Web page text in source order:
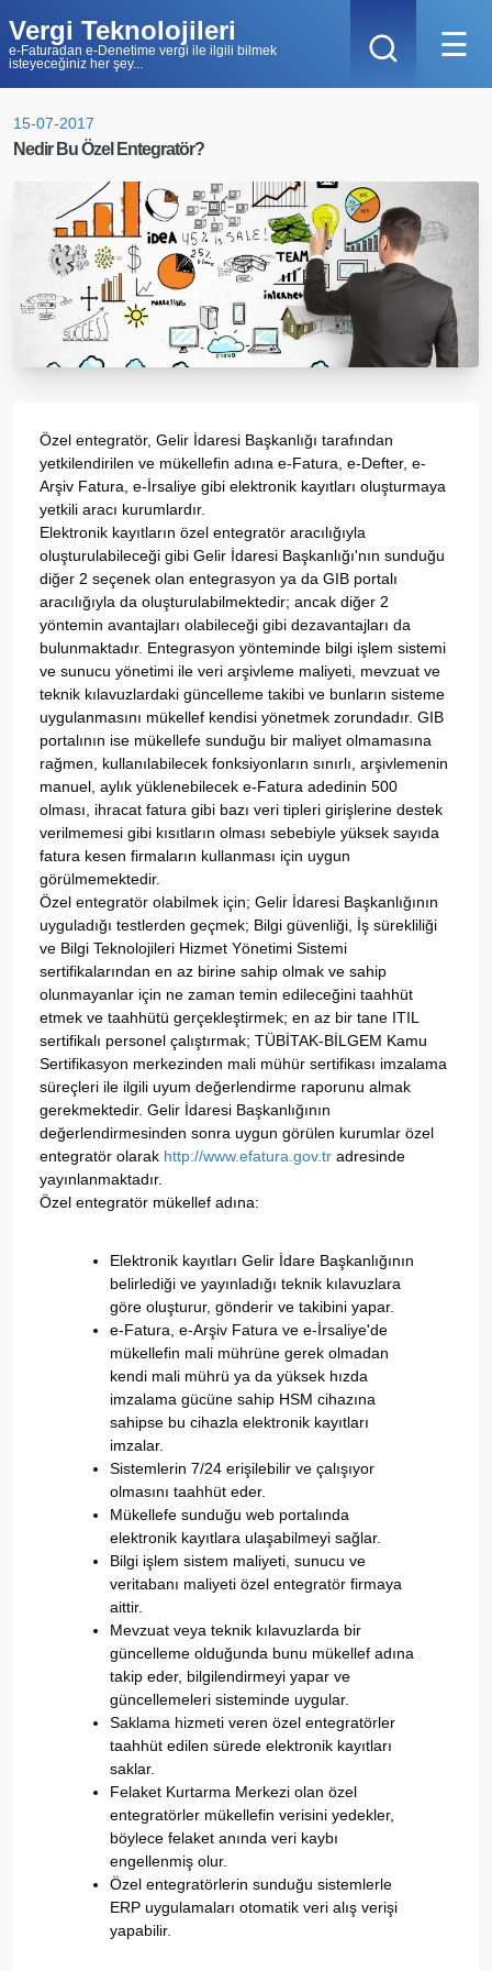
Vergi Teknolojileri
e-Faturadan e-Denetime vergi ile ilgili bilmek
isteyeceğiniz her şey...
☰
15-07-2017
Nedir Bu Özel Entegratör?
Özel entegratör, Gelir İdaresi Başkanlığı tarafından
yetkilendirilen ve mükellefin adına e-Fatura, e-Defter, e-
Arşiv Fatura, e-İrsaliye gibi elektronik kayıtları oluşturmaya
yetkili aracı kurumlardır.
Elektronik kayıtların özel entegratör aracılığıyla
oluşturulabileceği gibi Gelir İdaresi Başkanlığı'nın sunduğu
diğer 2 seçenek olan entegrasyon ya da GIB portalı
aracılığıyla da oluşturulabilmektedir; ancak diğer 2
yöntemin avantajları olabileceği gibi dezavantajları da
bulunmaktadır. Entegrasyon yönteminde bilgi işlem sistemi
ve sunucu yönetimi ile veri arşivleme maliyeti, mevzuat ve
teknik kılavuzlardaki güncelleme takibi ve bunların sisteme
uygulanmasını mükellef kendisi yönetmek zorundadır. GIB
portalının ise mükellefe sunduğu bir maliyet olmamasına
rağmen, kullanılabilecek fonksiyonların sınırlı, arşivlemenin
manuel, aylık yüklenebilecek e-Fatura adedinin 500
olması, ihracat fatura gibi bazı veri tipleri girişlerine destek
verilmemesi gibi kısıtların olması sebebiyle yüksek sayıda
fatura kesen firmaların kullanması için uygun
görülmemektedir.
Özel entegratör olabilmek için; Gelir İdaresi Başkanlığının
uyguladığı testlerden geçmek; Bilgi güvenliği, İş sürekliliği
ve Bilgi Teknolojileri Hizmet Yönetimi Sistemi
sertifikalarından en az birine sahip olmak ve sahip
olunmayanlar için ne zaman temin edileceğini taahhüt
etmek ve taahhütü gerçekleştirmek; en az bir tane ITIL
sertifikalı personel çalıştırmak; TÜBİTAK-BİLGEM Kamu
Sertifikasyon merkezinden mali mühür sertifikası imzalama
süreçleri ile ilgili uyum değerlendirme raporunu almak
gerekmektedir. Gelir İdaresi Başkanlığının
değerlendirmesinden sonra uygun görülen kurumlar özel
entegratör olarak http://www.efatura.gov.tr adresinde
yayınlanmaktadır.
Özel entegratör mükellef adına:
Elektronik kayıtları Gelir İdare Başkanlığının
belirlediği ve yayınladığı teknik kılavuzlara
göre oluşturur, gönderir ve takibini yapar.
e-Fatura, e-Arşiv Fatura ve e-İrsaliye'de
mükellefin mali mührüne gerek olmadan
kendi mali mührü ya da yüksek hızda
imzalama gücüne sahip HSM cihazına
sahipse bu cihazla elektronik kayıtları
imzalar.
Sistemlerin 7/24 erişilebilir ve çalışıyor
olmasını taahhüt eder.
Mükellefe sunduğu web portalında
elektronik kayıtlara ulaşabilmeyi sağlar.
Bilgi işlem sistem maliyeti, sunucu ve
veritabanı maliyeti özel entegratör firmaya
aittir.
Mevzuat veya teknik kılavuzlarda bir
güncelleme olduğunda bunu mükellef adına
takip eder, bilgilendirmeyi yapar ve
güncellemeleri sisteminde uygular.
Saklama hizmeti veren özel entegratörler
taahhüt edilen sürede elektronik kayıtları
saklar.
Felaket Kurtarma Merkezi olan özel
entegratörler mükellefin verisini yedekler,
böylece felaket anında veri kaybı
engellenmiş olur.
Özel entegratörlerin sunduğu sistemlerle
ERP uygulamaları otomatik veri alış verişi
yapabilir.